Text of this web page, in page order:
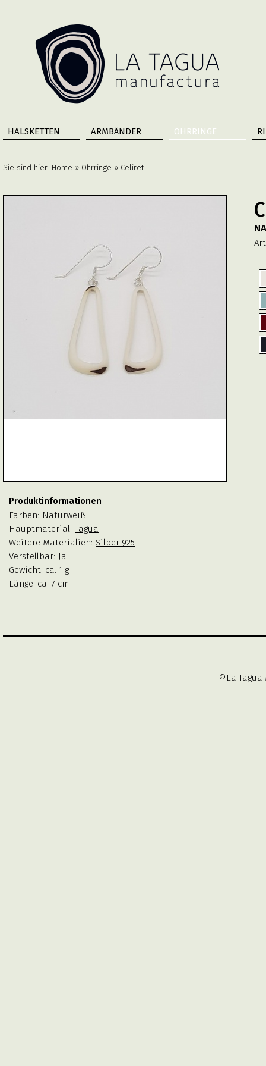
HALSKETTEN ARMBÄNDER OHRRINGE
Sie sind hier: Home » Ohrringe » Celiret
Produktinformationen
Farben: Naturweiß
Hauptmaterial: Tagua
Weitere Materialien: Silber 925
Verstellbar: Ja
Gewicht: ca. 1 g
Länge: ca. 7 cm
©La Tagua